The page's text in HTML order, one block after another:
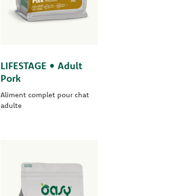
LIFESTAGE • Adult
Pork
Aliment complet pour chat
adulte